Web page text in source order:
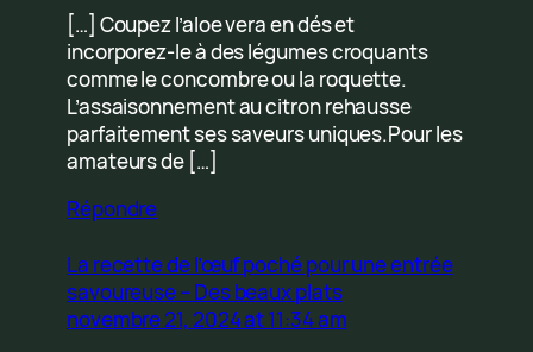
[…] Coupez l’aloe vera en dés et
incorporez-le à des légumes croquants
comme le concombre ou la roquette.
L’assaisonnement au citron rehausse
parfaitement ses saveurs uniques.Pour les
amateurs de […]
Répondre
La recette de l’œuf poché pour une entrée
savoureuse – Des beaux plats
novembre 21, 2024 at 11:34 am